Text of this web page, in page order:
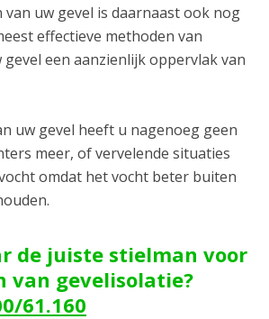
van uw gevel is daarnaast ook nog
effectieve methoden van
een aanzienlijk oppervlak van
uw gevel heeft u nagenoeg geen
meer, of vervelende situaties
omdat het vocht beter buiten
de juiste stielman voor
van gevelisolatie?
61.160